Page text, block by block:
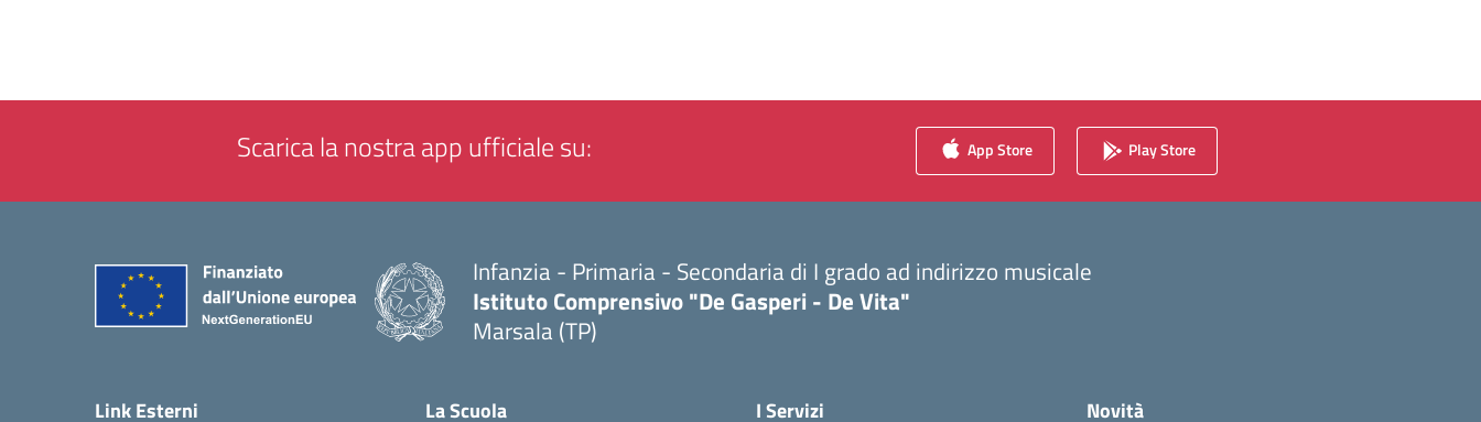
Scarica la nostra app ufficiale su: App Store Play Store
Infanzia - Primaria - Secondaria di I grado ad indirizzo musicale
Istituto Comprensivo "De Gasperi - De Vita"
Marsala (TP)
Link Esterni La Scuola I Servizi Novità